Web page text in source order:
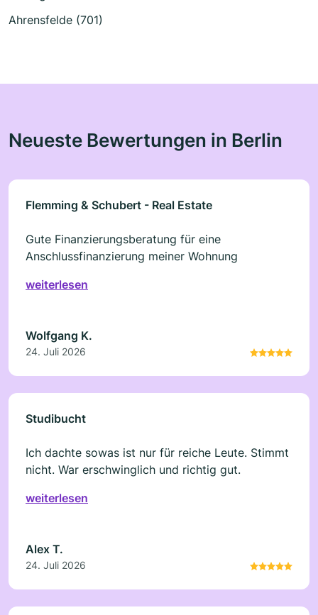
Ahrensfelde (701)
Neueste Bewertungen in Berlin
Flemming & Schubert - Real Estate
Gute Finanzierungsberatung für eine
Anschlussfinanzierung meiner Wohnung
weiterlesen
Wolfgang K.
24. Juli 2026
Studibucht
Ich dachte sowas ist nur für reiche Leute. Stimmt
nicht. War erschwinglich und richtig gut.
weiterlesen
Alex T.
24. Juli 2026